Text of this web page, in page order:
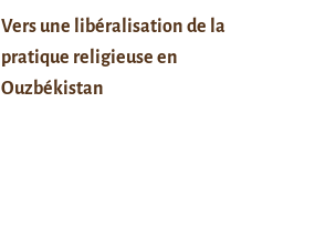
Vers une libéralisation de la
pratique religieuse en
Ouzbékistan